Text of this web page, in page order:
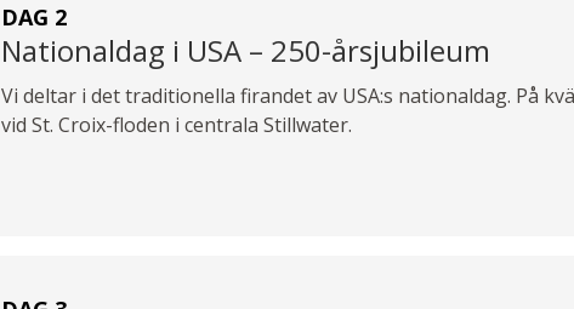
DAG 2
Nationaldag i USA – 250-årsjubileum
Vi deltar i det traditionella firandet av USA:s nationaldag. På
vid St. Croix-floden i centrala Stillwater.